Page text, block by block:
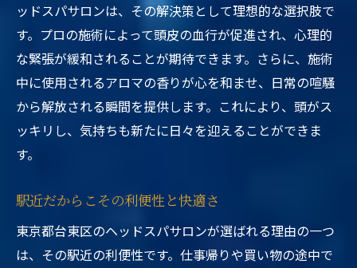
ッドスパサロンは、その解決策として理想的な選択肢で
す。プロの施術によって頭皮の血行が促進され、心理的
な緊張が緩和されることが期待できます。さらに、施術
中に使用されるアロマの香りが心を和ませ、日常の喧騒
から解放される瞬間を提供します。これにより、頭がス
ッキリし、気持ちも新たに日々を迎えることができま
す。
駅近だからこその利便性と快適さ
東京都台東区のヘッドスパサロンが選ばれる理由の一つ
は、その駅近の利便性です。仕事帰りや買い物の途中で